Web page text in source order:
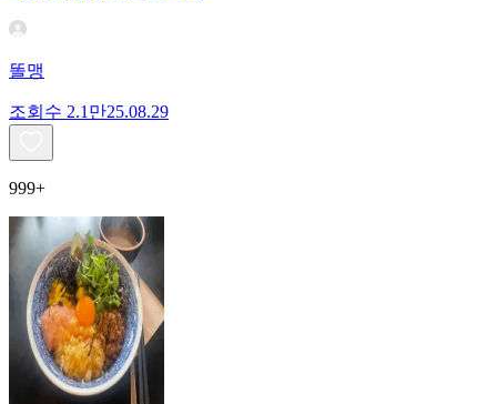
똘맹
조회수 2.1만25.08.29
999+